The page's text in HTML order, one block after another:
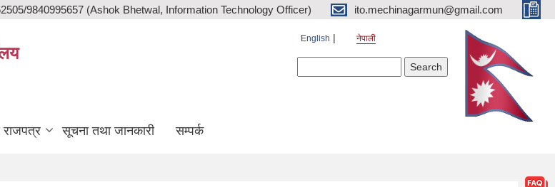
9840995657 (Ashok Bhetwal, Information Technology Officer) ito.mechinagarmun@gmail.com
English नेपाली
राजपत्र सूचना तथा जानकारी सम्पर्क